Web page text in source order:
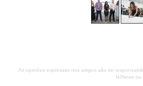
As opiniões expressas nos artigos são de
NJNews